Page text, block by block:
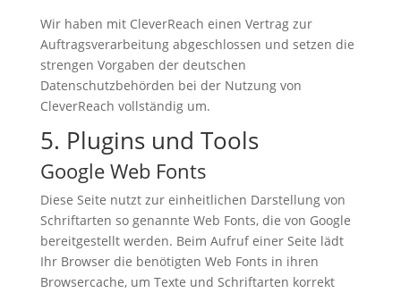
Wir haben mit CleverReach einen Vertrag zur
Auftragsverarbeitung abgeschlossen und setzen die
strengen Vorgaben der deutschen
Datenschutzbehörden bei der Nutzung von
CleverReach vollständig um.
5. Plugins und Tools
Google Web Fonts
Diese Seite nutzt zur einheitlichen Darstellung von
Schriftarten so genannte Web Fonts, die von Google
bereitgestellt werden. Beim Aufruf einer Seite lädt
Ihr Browser die benötigten Web Fonts in ihren
Browsercache, um Texte und Schriftarten korrekt